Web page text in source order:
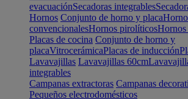
evacuaciónSecadoras integrables
Hornos Conjunto de horno y placa
convencionalesHornos pirolíticos
Placas de cocina Conjunto de horno y
placaVitrocerámicaPlacas de inducción
Lavavajillas Lavavajillas 60cm
integrables
Campanas extractoras Campanas
Pequeños electrodomésticos